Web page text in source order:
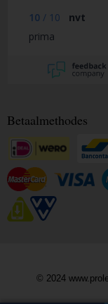
10 / 10
nvt
prima
Betaalmethodes